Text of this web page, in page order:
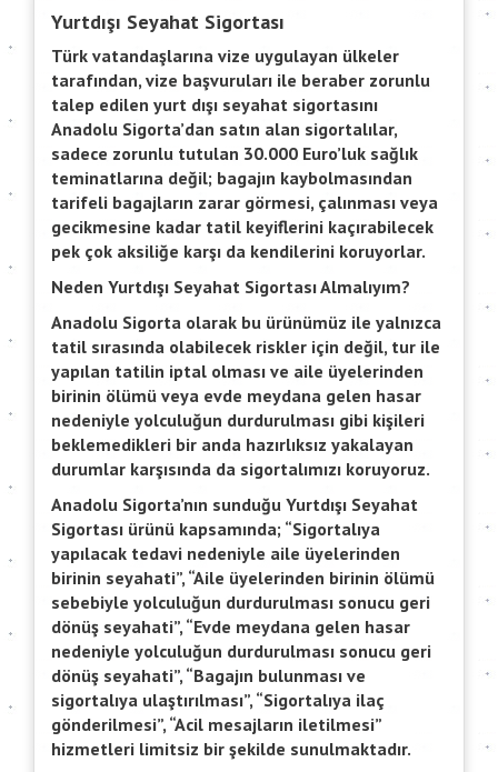
Yurtdışı Seyahat Sigortası
Türk vatandaşlarına vize uygulayan ülkeler
tarafından, vize başvuruları ile beraber zorunlu
talep edilen yurt dışı seyahat sigortasını
Anadolu Sigorta’dan satın alan sigortalılar,
sadece zorunlu tutulan 30.000 Euro’luk sağlık
teminatlarına değil; bagajın kaybolmasından
tarifeli bagajların zarar görmesi, çalınması veya
gecikmesine kadar tatil keyiflerini kaçırabilecek
pek çok aksiliğe karşı da kendilerini koruyorlar.
Neden Yurtdışı Seyahat Sigortası Almalıyım?
Anadolu Sigorta olarak bu ürünümüz ile yalnızca
tatil sırasında olabilecek riskler için değil, tur ile
yapılan tatilin iptal olması ve aile üyelerinden
birinin ölümü veya evde meydana gelen hasar
nedeniyle yolculuğun durdurulması gibi kişileri
beklemedikleri bir anda hazırlıksız yakalayan
durumlar karşısında da sigortalımızı koruyoruz.
Anadolu Sigorta’nın sunduğu Yurtdışı Seyahat
Sigortası ürünü kapsamında; “Sigortalıya
yapılacak tedavi nedeniyle aile üyelerinden
birinin seyahati”, “Aile üyelerinden birinin ölümü
sebebiyle yolculuğun durdurulması sonucu geri
dönüş seyahati”, “Evde meydana gelen hasar
nedeniyle yolculuğun durdurulması sonucu geri
dönüş seyahati”, “Bagajın bulunması ve
sigortalıya ulaştırılması”, “Sigortalıya ilaç
gönderilmesi”, “Acil mesajların iletilmesi”
hizmetleri limitsiz bir şekilde sunulmaktadır.